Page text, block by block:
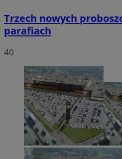
Trzech nowych
parafiach
40